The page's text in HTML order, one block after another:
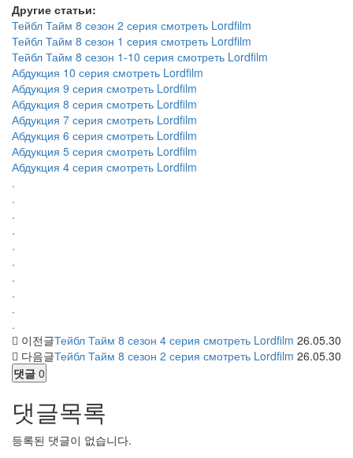
Другие статьи:
Тейбл Тайм 8 сезон 2 серия смотреть Lordfilm
Тейбл Тайм 8 сезон 1 серия смотреть Lordfilm
Тейбл Тайм 8 сезон 1-10 серия смотреть Lordfilm
Абдукция 10 серия смотреть Lordfilm
Абдукция 9 серия смотреть Lordfilm
Абдукция 8 серия смотреть Lordfilm
Абдукция 7 серия смотреть Lordfilm
Абдукция 6 серия смотреть Lordfilm
Абдукция 5 серия смотреть Lordfilm
Абдукция 4 серия смотреть Lordfilm
.
.
.
.
.
.
.
.
.
.
이전글Тейбл Тайм 8 сезон 4 серия смотреть Lordfilm 26.05.30
다음글Тейбл Тайм 8 сезон 2 серия смотреть Lordfilm 26.05.30
댓글 0
댓글목록
등록된 댓글이 없습니다.